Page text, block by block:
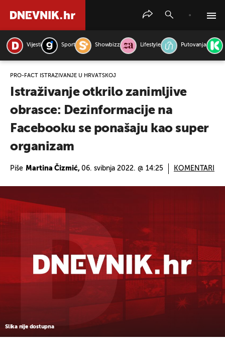
Vijesti Sport Showbizz Lifestyle Putovanja
PRO-FACT ISTRAŽIVANJE U HRVATSKOJ
Istraživanje otkrilo zanimljive
obrasce: Dezinformacije na
Facebooku se ponašaju kao super
organizam
Piše Martina Čizmić, 06. svibnja 2022. @ 14:25 KOMENTARI
Slika nije dostupna
PRETRAŽITE VIJESTI